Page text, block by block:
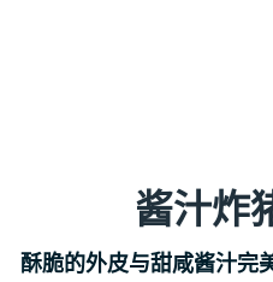
酱汁炸
酥脆的外皮与甜咸酱汁完